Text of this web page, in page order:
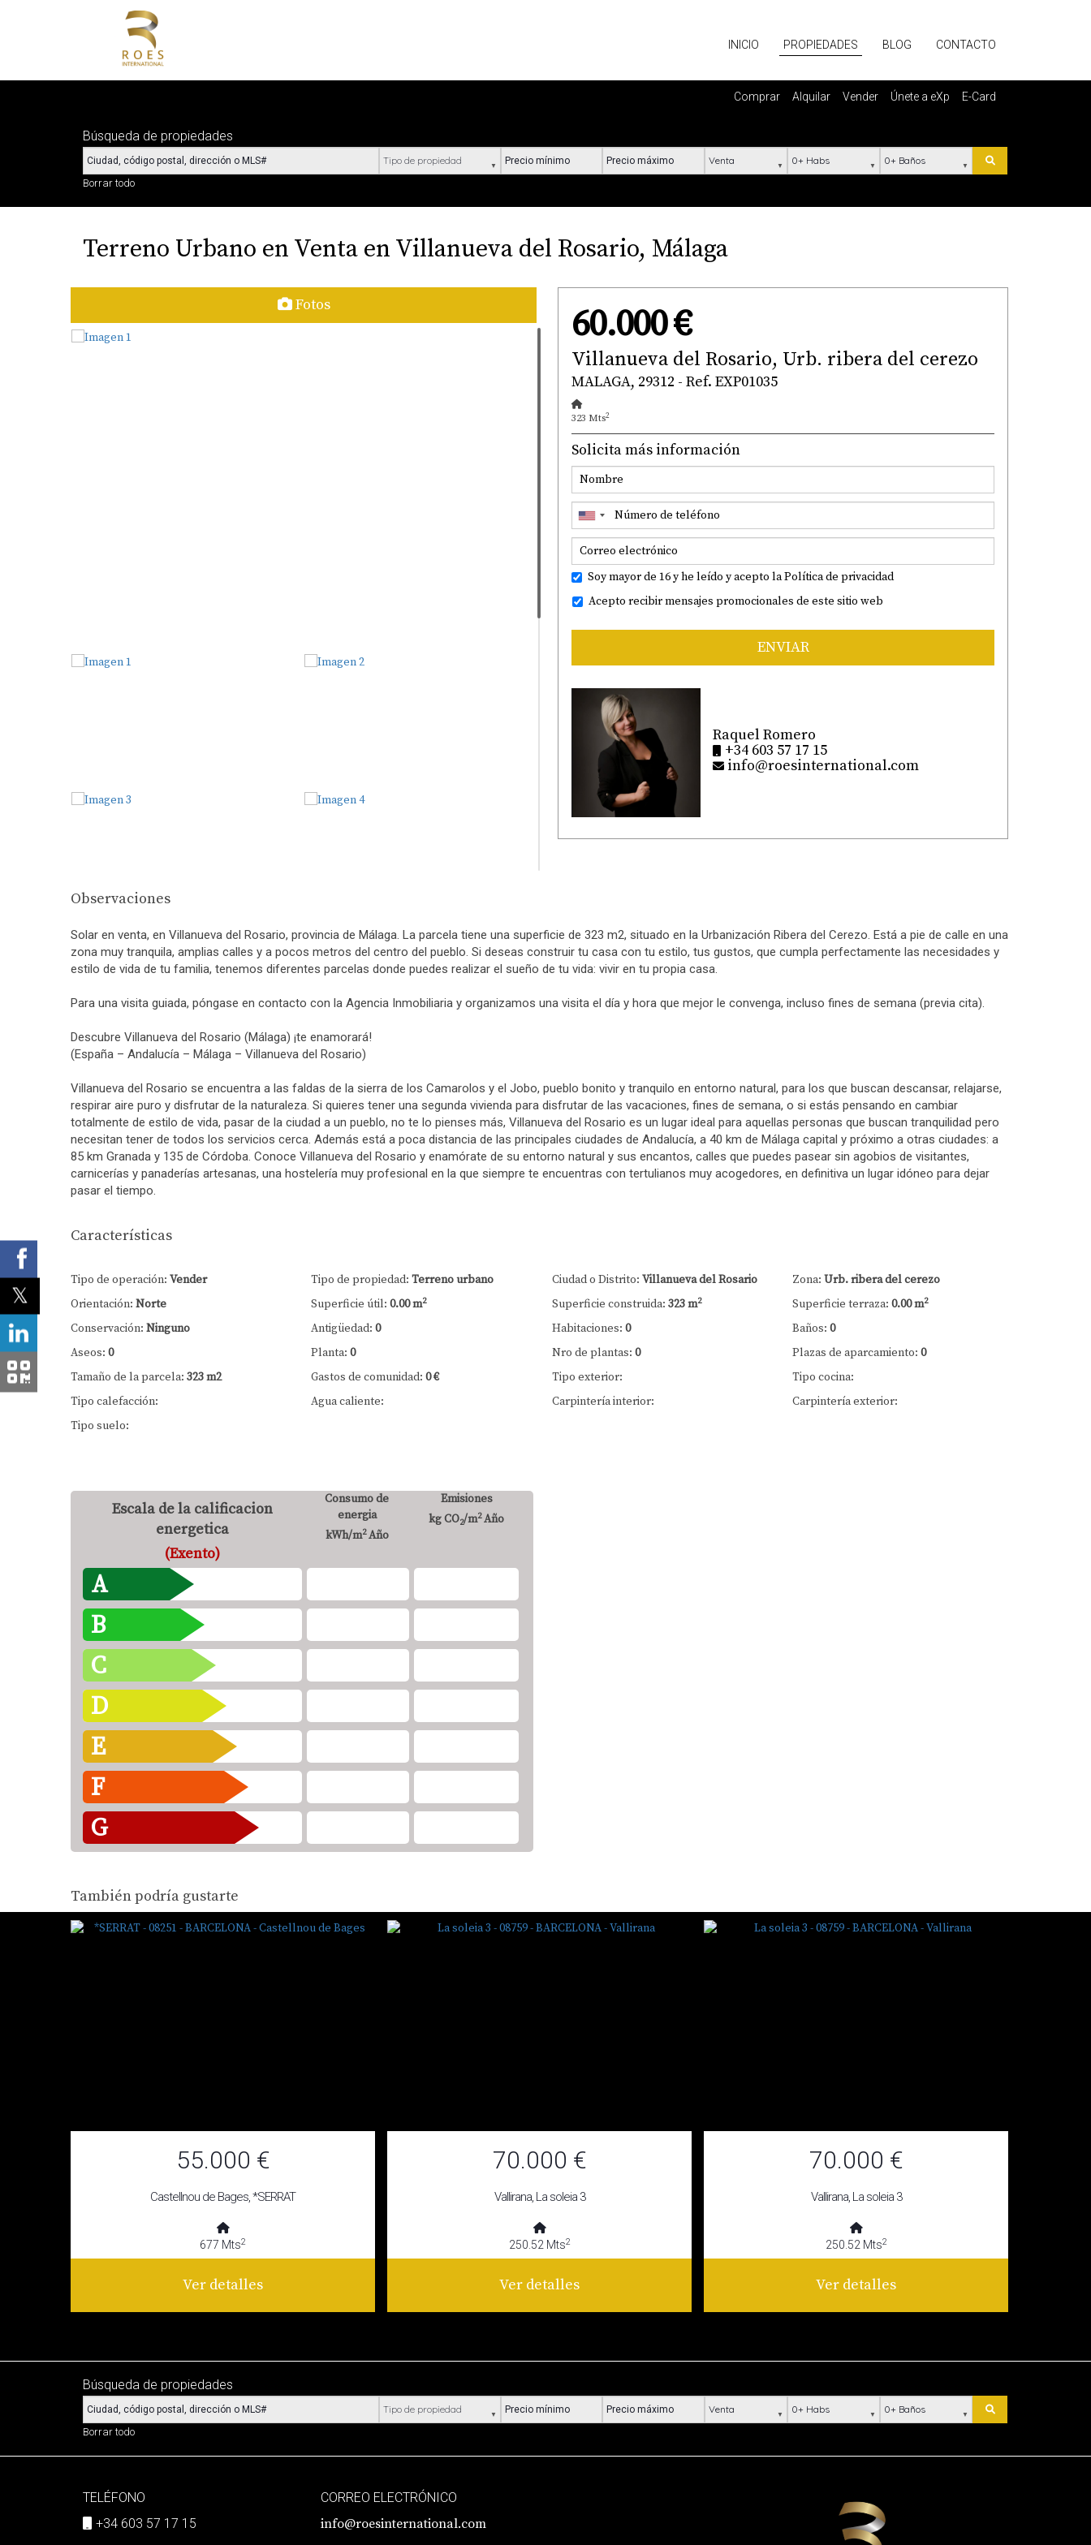
INICIO PROPIEDADES BLOG CONTACTO
Comprar Alquilar Vender Únete a eXp E-Card
Búsqueda de propiedades
Precio mínimo Precio máximo
Borrar todo
Terreno Urbano en Venta en Villanueva del Rosario, Málaga
Fotos 60.000 €
Villanueva del Rosario, Urb. ribera del cerezo
MALAGA, 29312 - Ref. EXP01035
323 Mts2
Solicita más información
Soy mayor de 16 y he leído y acepto laPolítica de privacidad
Acepto recibir mensajes promocionales de este sitio web
ENVIAR
Raquel Romero
+34 603 57 17 15
info@roesinternational.com
Observaciones
Solar en venta, en Villanueva del Rosario, provincia de Málaga. La parcela tiene una superficie de 323 m2, situado en la Urbanización Ribera del Cerezo. Está a pie de calle en una
zona muy tranquila, amplias calles y a pocos metros del centro del pueblo. Si deseas construir tu casa con tu estilo, tus gustos, que cumpla perfectamente las necesidades y
estilo de vida de tu familia, tenemos diferentes parcelas donde puedes realizar el sueño de tu vida: vivir en tu propia casa.
Para una visita guiada, póngase en contacto con la Agencia Inmobiliaria y organizamos una visita el día y hora que mejor le convenga, incluso fines de semana (previa cita).
Descubre Villanueva del Rosario (Málaga) ¡te enamorará!
(España – Andalucía – Málaga – Villanueva del Rosario)
Villanueva del Rosario se encuentra a las faldas de la sierra de los Camarolos y el Jobo, pueblo bonito y tranquilo en entorno natural, para los que buscan descansar, relajarse,
respirar aire puro y disfrutar de la naturaleza. Si quieres tener una segunda vivienda para disfrutar de las vacaciones, fines de semana, o si estás pensando en cambiar
totalmente de estilo de vida, pasar de la ciudad a un pueblo, no te lo pienses más, Villanueva del Rosario es un lugar ideal para aquellas personas que buscan tranquilidad pero
necesitan tener de todos los servicios cerca. Además está a poca distancia de las principales ciudades de Andalucía, a 40 km de Málaga capital y próximo a otras ciudades: a
85 km Granada y 135 de Córdoba. Conoce Villanueva del Rosario y enamórate de su entorno natural y sus encantos, calles que puedes pasear sin agobios de visitantes,
carnicerías y panaderías artesanas, una hostelería muy profesional en la que siempre te encuentras con tertulianos muy acogedores, en definitiva un lugar idóneo para dejar
pasar el tiempo.
Características
Tipo de operación: Vender Tipo de propiedad: Terreno urbano Ciudad o Distrito: Villanueva del Rosario Zona: Urb. ribera del cerezo
Orientación: Norte Superficie útil: 0.00 m2 Superficie construida: 323 m2 Superficie terraza: 0.00 m2
Conservación: Ninguno Antigüedad: 0 Habitaciones: 0 Baños: 0
Aseos: 0 Planta: 0 Nro de plantas: 0 Plazas de aparcamiento: 0
Tamaño de la parcela: 323 m2 Gastos de comunidad: 0 € Tipo exterior:
Tipo cocina:
Tipo calefacción:
Agua caliente: Carpintería interior:
Carpintería exterior:
Tipo suelo:
Escala de la calificacion
energetica
(Exento)
Consumo de
energia
kWh/m2Año
Emisiones
kg CO2/m2Año
A
B
C
D
E
F
G
También podría gustarte
55.000 €
Castellnou de Bages, *SERRAT
677 Mts2
Ver detalles
70.000 €
Vallirana, La soleia 3
250.52 Mts2
Ver detalles
70.000 €
Vallirana, La soleia 3
250.52 Mts2
Ver detalles
Búsqueda de propiedades
Precio mínimo Precio máximo
Borrar todo
TELÉFONO
+34 603 57 17 15
CORREO ELECTRÓNICO
info@roesinternational.com